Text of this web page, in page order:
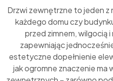
Drzwi zewnętrzne to jeden
każdego domu czy
przed zimnem, wilgocią
zapewniając
estetyczne dopełnienie
jak ogromne znaczenie